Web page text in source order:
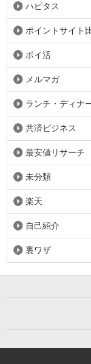
ハピタス
ポイントサイト
ポイ活
メルマガ
ランチ・ディナ
共済ビジネス
最安値リサーチ
未分類
楽天
自己紹介
裏ワザ